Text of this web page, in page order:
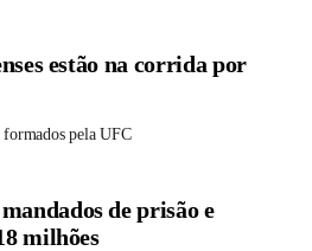
estão na corrida por
formados pela UFC
de prisão e
milhões